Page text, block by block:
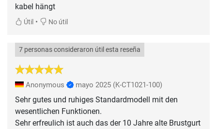
kabel hängt
Útil • No útil
7 personas consideraron útil esta reseña
Anonymous mayo 2025 (K-CT1021-100)
Sehr gutes und ruhiges Standardmodell mit den
wesentlichen Funktionen.
Sehr erfreulich ist auch das der 10 Jahre alte Brustgurt